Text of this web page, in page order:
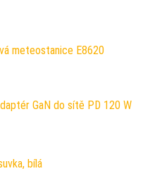
meteostanice E8620
GaN do sítě PD 120 W
bílá